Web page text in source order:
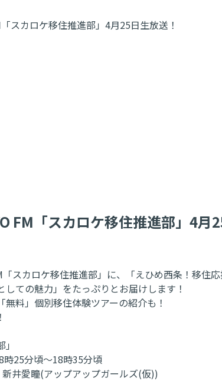
スカロケ移住推進部」4月25日生放送！
FM「スカロケ移住推進部」4月
スカロケ移住推進部」に、「えひめ西条！移
ての魅力」をたっぷりとお届けします！
料」個別移住体験ツアーの紹介も！
25分頃～18時35分頃
井愛瞳(アップアップガールズ(仮))